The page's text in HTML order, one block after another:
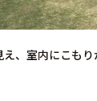
、室内にこも